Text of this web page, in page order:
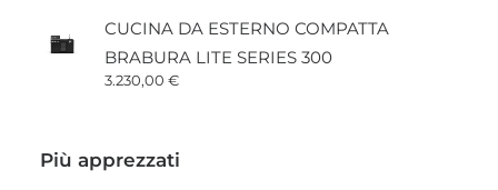
CUCINA DA ESTERNO COMPATTA
BRABURA LITE SERIES 300
3.230,00 €
Più apprezzati